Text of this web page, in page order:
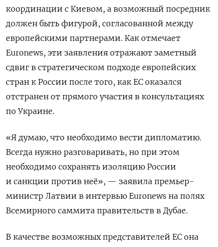
координации с Киевом, а возможный посредник
должен быть фигурой, согласованной между
европейскими партнерами. Как отмечает
Euronews, эти заявления отражают заметный
сдвиг в стратегическом подходе европейских
стран к России после того, как ЕС оказался
отстранен от прямого участия в консультациях
по Украине.
«Я думаю, что необходимо вести дипломатию.
Всегда нужно разговаривать, но при этом
необходимо сохранять изоляцию России
и санкции против неё», — заявила премьер-
министр Латвии в интервью Euronews на полях
Всемирного саммита правительств в Дубае.
В качестве возможных представителей ЕС она